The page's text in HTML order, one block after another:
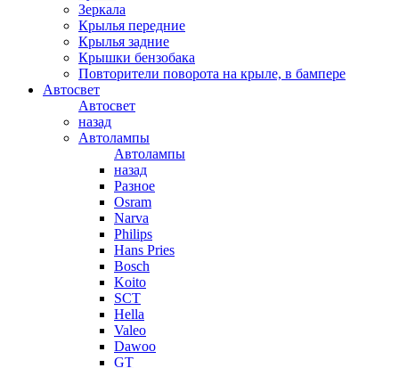
Зеркала
Крылья передние
Крылья задние
Крышки бензобака
Повторители поворота на крыле, в бампере
Автосвет
Автосвет
назад
Автолампы
Автолампы
назад
Разное
Osram
Narva
Philips
Hans Pries
Bosch
Koito
SCT
Hella
Valeo
Dawoo
GT